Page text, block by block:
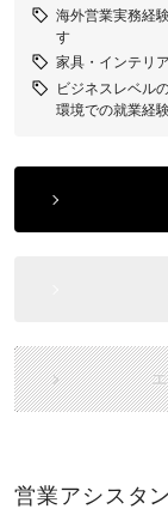
海外営業実務経
す
家具・インテリ
ビジネスレベル
環境での就業経験
営業アシスタ